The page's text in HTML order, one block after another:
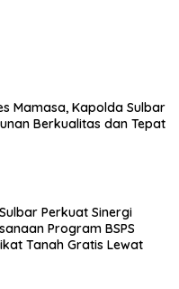
Mamasa, Kapolda Sulbar
Berkualitas dan Tepat
Perkuat Sinergi
Program BSPS
Tanah Gratis Lewat